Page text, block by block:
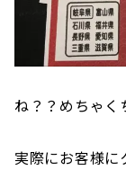
ね？？めちゃく
実際にお客様に